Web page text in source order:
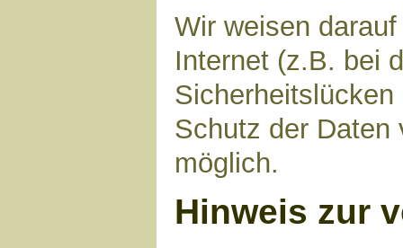
Wir weisen
Internet (z.B. bei
Schutz der Daten
möglich.
Hinweis zur